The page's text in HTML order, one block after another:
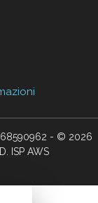
- © 2026
ISP AWS